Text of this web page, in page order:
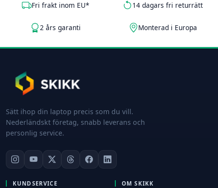
Fri frakt inom EU* 14 dagars fri returrätt
2 års garanti Monterad i Europa
Sätt ihop din laptop precis som du vill.
Nederländskt företag, snabb leverans och
personlig service.
KUNDSERVICE OM SKIKK